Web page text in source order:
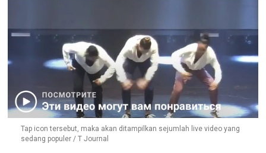
Tap icon tersebut, maka akan ditampilkan sejumlah live video yang
sedang populer / T Journal